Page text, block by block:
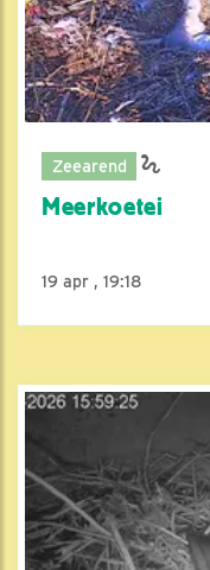
Zeearend
Meerkoetei
19 apr , 19:18